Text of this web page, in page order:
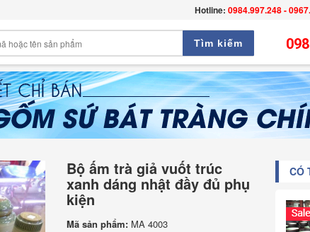
Hotline: 0984.997.248 -
Tìm kiếm
Bộ ấm trà giả vuốt trúc
xanh dáng nhật đầy đủ phụ
kiện
Mã sản phẩm: MA 4003
CÓ